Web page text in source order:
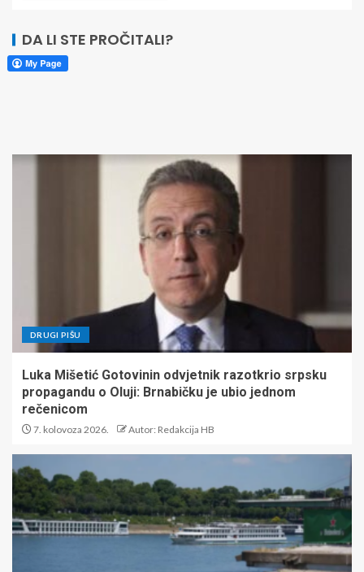
DA LI STE PROČITALI?
DRUGI PIŠU
Luka Mišetić Gotovinin odvjetnik razotkrio srpsku
propagandu o Oluji: Brnabičku je ubio jednom
rečenicom
7. kolovoza 2026. Autor: Redakcija HB